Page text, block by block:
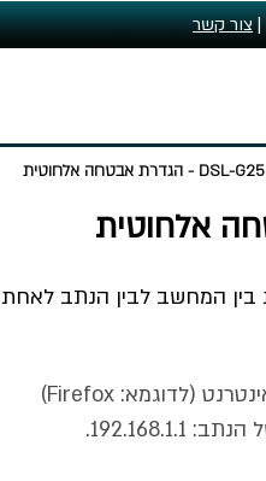
|צור קשר
DSL- - הגדרת אבטחה אלחוטית
אלחוטית
בין המחשב לבין הנתב לאחת
2. נפתח דפדפן אינטרנט (לדוגמא: Firefox)